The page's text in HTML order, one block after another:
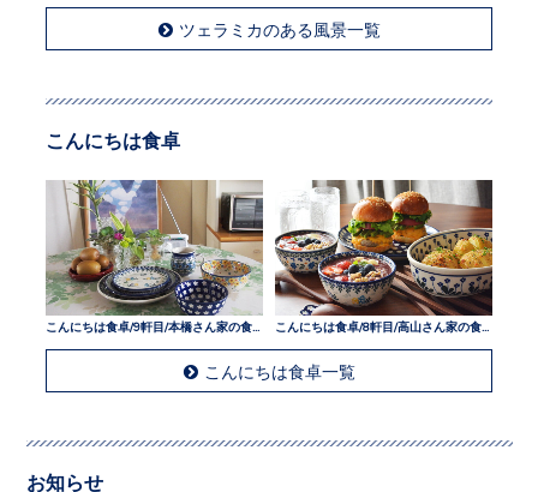
ツェラミカのある風景一覧
こんにちは食卓
こんにちは食卓/9軒目/本橋さん家の食卓
こんにちは食卓一覧
お知らせ